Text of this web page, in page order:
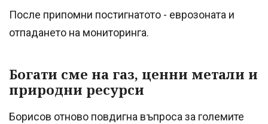
После припомни постигнатото - еврозоната и
отпадането на мониторинга.
Богати сме на газ, ценни метали и
природни ресурси
Борисов отново повдигна въпроса за големите